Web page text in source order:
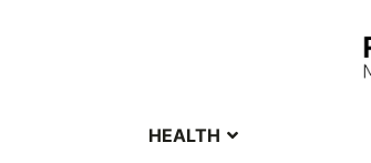
HEALTH